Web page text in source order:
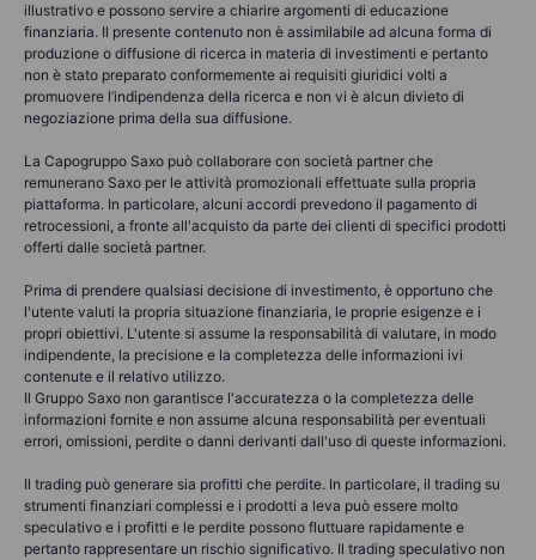
illustrativo e possono servire a chiarire argomenti di educazione
finanziaria. Il presente contenuto non è assimilabile ad alcuna forma di
produzione o diffusione di ricerca in materia di investimenti e pertanto
non è stato preparato conformemente ai requisiti giuridici volti a
promuovere l’indipendenza della ricerca e non vi è alcun divieto di
negoziazione prima della sua diffusione.
La Capogruppo Saxo può collaborare con società partner che
remunerano Saxo per le attività promozionali effettuate sulla propria
piattaforma. In particolare, alcuni accordi prevedono il pagamento di
retrocessioni, a fronte all'acquisto da parte dei clienti di specifici prodotti
offerti dalle società partner.
Prima di prendere qualsiasi decisione di investimento, è opportuno che
l'utente valuti la propria situazione finanziaria, le proprie esigenze e i
propri obiettivi. L'utente si assume la responsabilità di valutare, in modo
indipendente, la precisione e la completezza delle informazioni ivi
contenute e il relativo utilizzo.
Il Gruppo Saxo non garantisce l'accuratezza o la completezza delle
informazioni fornite e non assume alcuna responsabilità per eventuali
errori, omissioni, perdite o danni derivanti dall'uso di queste informazioni.
Il trading può generare sia profitti che perdite. In particolare, il trading su
strumenti finanziari complessi e i prodotti a leva può essere molto
speculativo e i profitti e le perdite possono fluttuare rapidamente e
pertanto rappresentare un rischio significativo. Il trading speculativo non